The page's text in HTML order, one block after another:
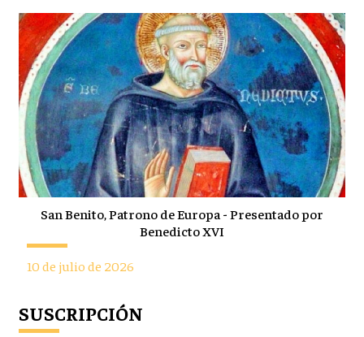
San Benito, Patrono de Europa - Presentado por
Benedicto XVI
10 de julio de 2026
SUSCRIPCIÓN